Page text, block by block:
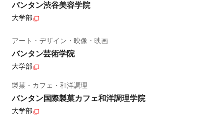
バンタン渋谷美容学院
大学部
アート・デザイン・映像・映画
バンタン芸術学院
大学部
製菓・カフェ・和洋調理
バンタン国際製菓カフェ和洋調理学院
大学部